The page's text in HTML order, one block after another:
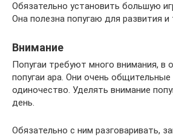
Обязательно установить большую
Она полезна попугаю для развития и
Внимание
Попугаи требуют много внимания, в
попугаи ара. Они очень общительные
одиночество. Уделять внимание
день.
Обязательно с ним разговаривать,